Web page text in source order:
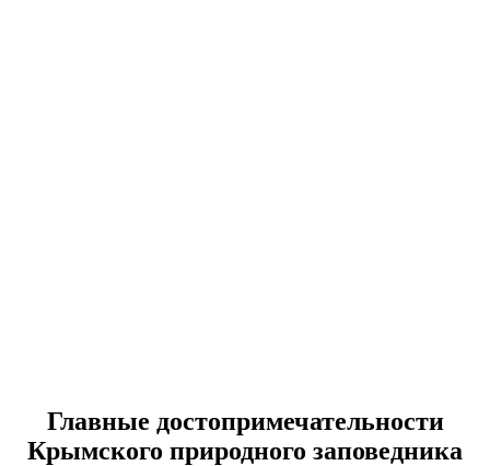
Главные достопримечательности
Крымского природного заповедника